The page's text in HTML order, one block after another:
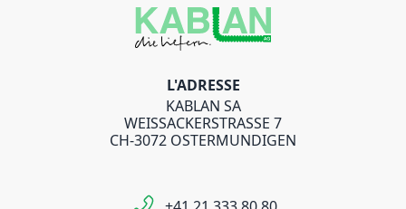
L'ADRESSE
KABLAN SA
WEISSACKERSTRASSE 7
CH-3072 OSTERMUNDIGEN